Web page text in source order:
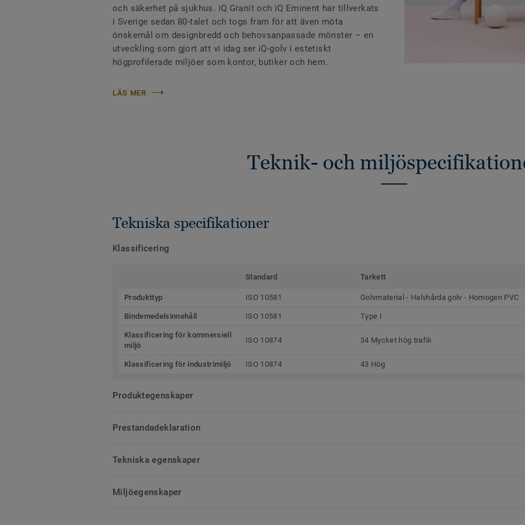
och säkerhet på sjukhus. iQ Granit och iQ Eminent har tillverkats
i Sverige sedan 80-talet och togs fram för att även möta
önskemål om designbredd och behovsanpassade mönster – en
utveckling som gjort att vi idag ser iQ-golv i estetiskt
högprofilerade miljöer som kontor, butiker och hem.
LÄS MER
Teknik- och
Tekniska specifikationer
Klassificering
Standard Tarkett
Produkttyp ISO 10581 Golvmaterial - Halvhårda golv - Homogen PVC
Bindemedelsinnehåll ISO 10581 Type I
Klassificering för kommersiell
miljö
ISO 10874 34 Mycket hög trafik
Klassificering för industrimiljö ISO 10874 43 Hög
Produktegenskaper
Prestandadeklaration
Tekniska egenskaper
Miljöegenskaper